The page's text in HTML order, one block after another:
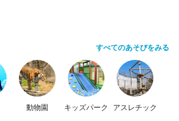
すべてのあそびをみる
動物園 キッズパーク アスレチック